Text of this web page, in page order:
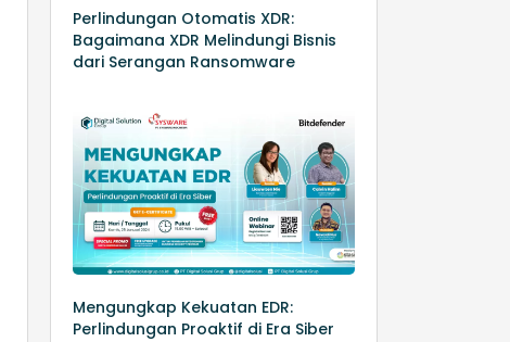
Perlindungan Otomatis XDR:
Bagaimana XDR Melindungi Bisnis
dari Serangan Ransomware
Mengungkap Kekuatan EDR:
Perlindungan Proaktif di Era Siber